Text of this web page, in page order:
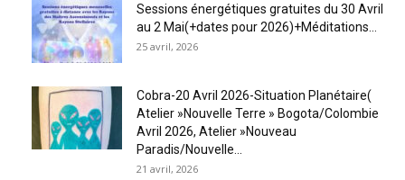
Sessions énergétiques gratuites du 30 Avril
au 2 Mai(+dates pour 2026)+Méditations...
25 avril, 2026
Cobra-20 Avril 2026-Situation Planétaire(
Atelier »Nouvelle Terre » Bogota/Colombie
Avril 2026, Atelier »Nouveau
Paradis/Nouvelle...
21 avril, 2026